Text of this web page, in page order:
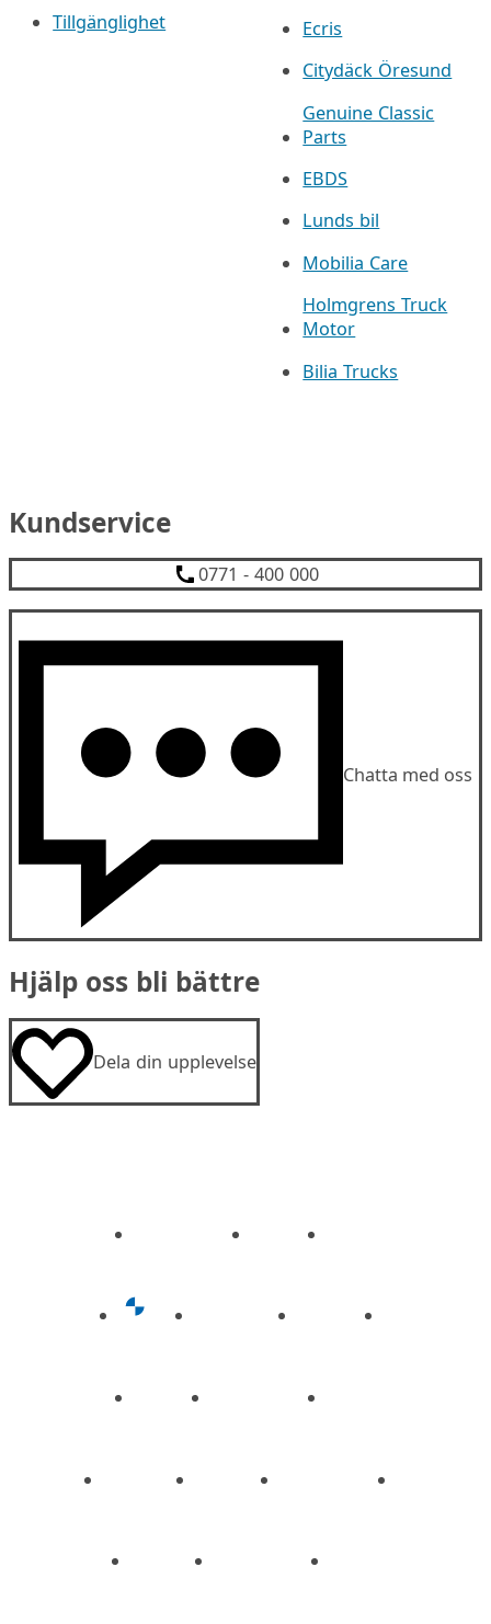
Tillgänglighet
Ecris
Citydäck Öresund
Genuine Classic
Parts
EBDS
Lunds bil
Mobilia Care
Holmgrens Truck
Motor
Bilia Trucks
Kundservice
0771 - 400 000
Chatta med oss
Hjälp oss bli bättre
Dela din upplevelse